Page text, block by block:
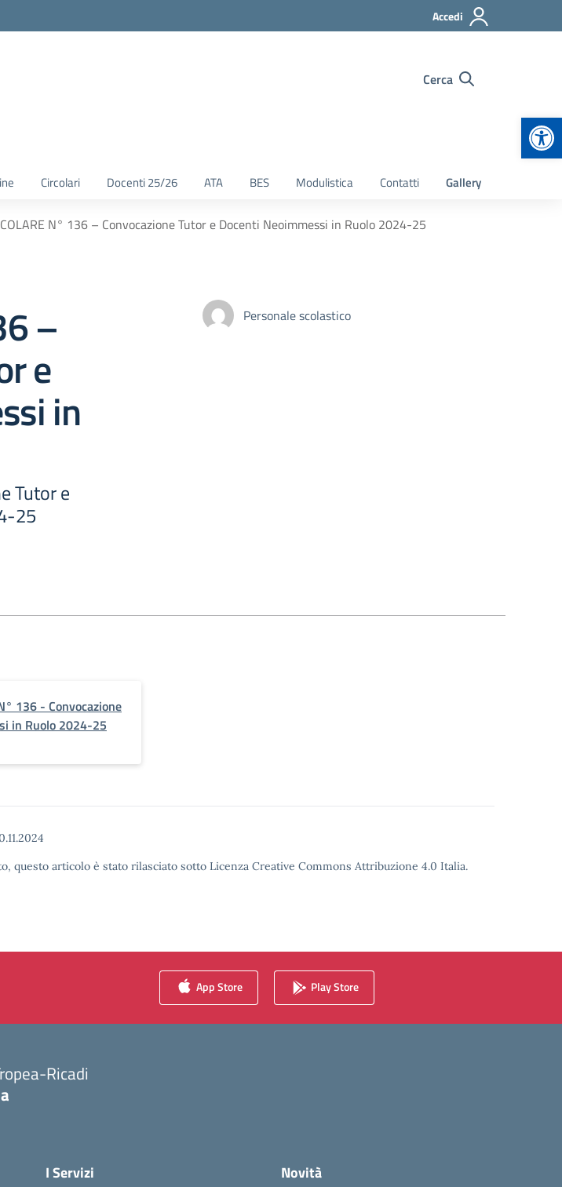
Accedi
Cerca
Circolari Docenti 25/26 ATA BES Modulistica Contatti Gallery
N° 136 – Convocazione Tutor e Docenti Neoimmessi in Ruolo 2024-25
–
e
in
Tutor e
25
Personale scolastico
136 - Convocazione
in Ruolo 2024-25
questo articolo è stato rilasciato sotto Licenza Creative Commons Attribuzione 4.0 Italia.
App Store Play Store
Ricadi
I Servizi Novità